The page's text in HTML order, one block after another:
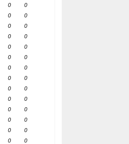
0
0
0
0
0
0
0
0
0
0
0
0
0
0
0
0
0
0
0
0
0
0
0
0
0
0
0
0